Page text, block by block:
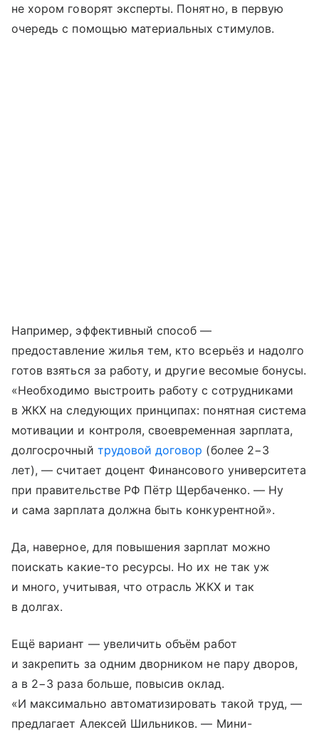
не хором говорят эксперты. Понятно, в первую
очередь с помощью материальных стимулов.
Например, эффективный способ —
предоставление жилья тем, кто всерьёз и надолго
готов взяться за работу, и другие весомые бонусы.
«Необходимо выстроить работу с сотрудниками
в ЖКХ на следующих принципах: понятная система
мотивации и контроля, своевременная зарплата,
долгосрочный трудовой договор (более 2−3
лет), — считает доцент Финансового университета
при правительстве РФ Пётр Щербаченко. — Ну
и сама зарплата должна быть конкурентной».
Да, наверное, для повышения зарплат можно
поискать какие-то ресурсы. Но их не так уж
и много, учитывая, что отрасль ЖКХ и так
в долгах.
Ещё вариант — увеличить объём работ
и закрепить за одним дворником не пару дворов,
а в 2−3 раза больше, повысив оклад.
«И максимально автоматизировать такой труд, —
предлагает Алексей Шильников. — Мини-